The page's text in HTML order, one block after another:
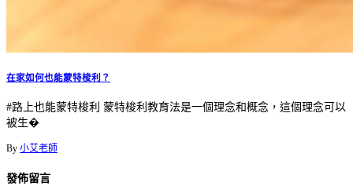
在家如何也能蒙特梭利？
#路上也能蒙特梭利 蒙特梭利教育法是一個理念和概念，這個理念可以
被生�
By 小艾老師
發佈留言